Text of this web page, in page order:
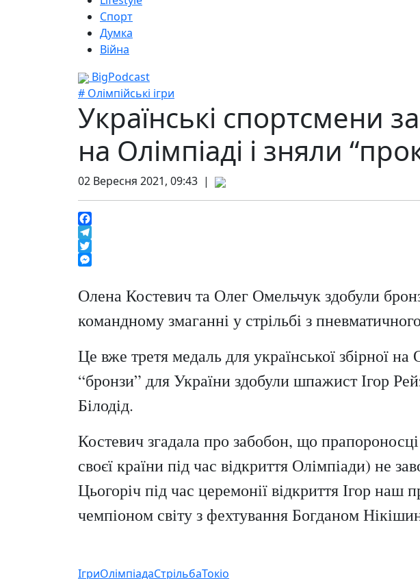
Спорт
Думка
Війна
BigPodcast
# Олімпійські ігри
Українські спортсмени
на Олімпіаді і зняли
02 Вересня 2021, 09:43 |
Facebook
Telegram
Twitter
Олена Костевич та Олег Омельчук здобули
командному змаганні у стрільбі з
Це вже третя медаль для української збірної на
“бронзи” для України здобули шпажист Ігор
Білодід.
Костевич згадала про забобон, що
своєї країни під час відкриття Олімпіади) не
Цьогоріч під час церемонії відкриття Ігор наш
чемпіоном світу з фехтування Богданом
ІгриОлімпіадаСтрільбаТокіо